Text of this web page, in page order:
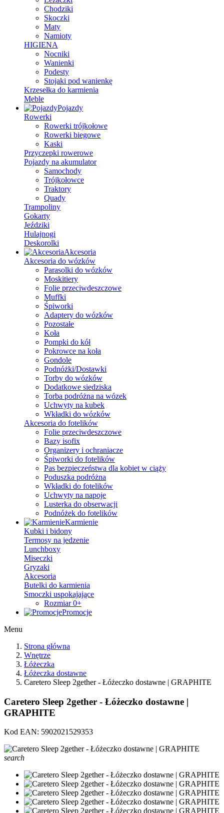
Chodziki
Skoczki
Maty
Namioty
HIGIENA
Nocniki
Wanienki
Podesty
Stojaki pod wanienkę
Krzesełka do karmienia
Meble
Pojazdy
Rowerki
Rowerki trójkołowe
Rowerki biegowe
Kaski
Przyczepki rowerowe
Pojazdy na akumulator
Samochody
Trójkołowce
Traktory
Quady
Trampoliny
Gokarty
Jeździki
Hulajnogi
Deskorolki
Akcesoria
Akcesoria do wózków
Parasolki do wózków
Moskitiery
Folie przeciwdeszczowe
Muffki
Śpiworki
Adaptery do wózków
Pozostałe
Koła
Pompki do kół
Pokrowce na koła
Gondole
Podnóżki/Dostawki
Torby do wózków
Dodatkowe siedziska
Torba podróżna na wózek
Uchwyty na kubek
Wkładki do wózków
Akcesoria do fotelików
Folie przeciwdeszczowe
Bazy isofix
Organizery i ochraniacze
Śpiworki do fotelików
Pas bezpieczeństwa dla kobiet w ciąży
Poduszka podróżna
Wkładki do fotelików
Uchwyty na napoje
Lusterka do obserwacji
Podnóżek do fotelików
Karmienie
Kubki i bidony
Termosy na jedzenie
Lunchboxy
Miseczki
Gryzaki
Akcesoria
Butelki do karmienia
Smoczki uspokajające
Rozmiar 0+
Promocje
Menu
Strona główna
Wnętrze
Łóżeczka
Łóżeczka dostawne
Caretero Sleep 2gether - Łóżeczko dostawne | GRAPHITE
Caretero Sleep 2gether - Łóżeczko dostawne |
GRAPHITE
Kod EAN: 5902021529353
search